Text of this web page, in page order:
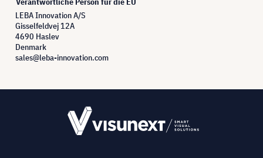
LEBA Innovation A/S
Gisselfeldvej 12A
4690 Haslev
Denmark
sales@leba-innovation.com